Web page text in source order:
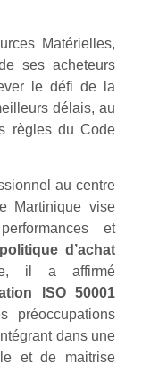
Matérielles,
ses acheteurs
le défi de la
délais, au
règles du Code
au centre
Martinique vise
et
politique d’achat
il a affirmé
ISO 50001
préoccupations
dans une
et de maitrise